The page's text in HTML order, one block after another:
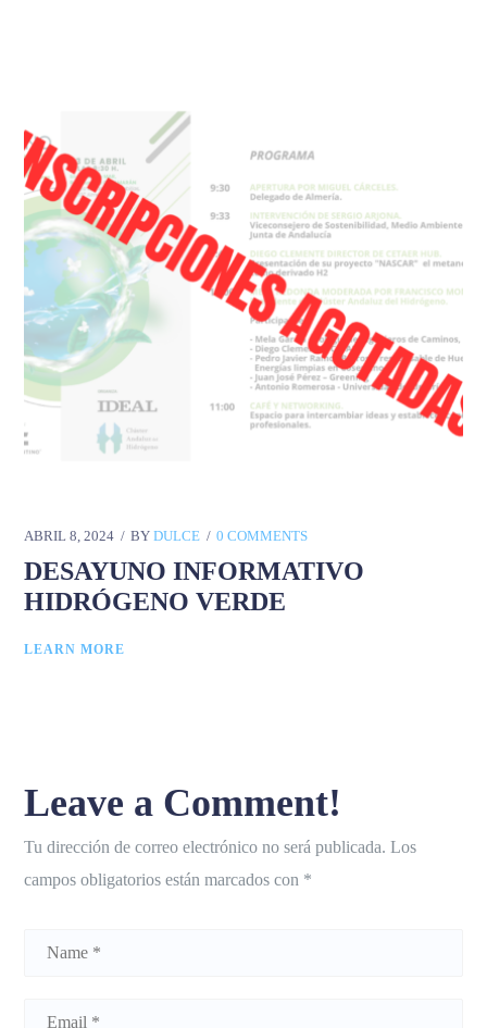
ABRIL 8, 2024 BYDULCE 0 COMMENTS
DESAYUNO INFORMATIVO
HIDRÓGENO VERDE
LEARN MORE
Leave a Comment!
Tu dirección de correo electrónico no será publicada. Los
campos obligatorios están marcados con *